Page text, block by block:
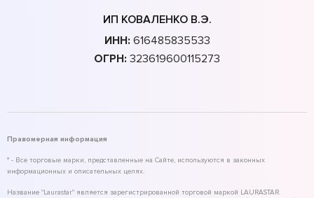
ИП КОВАЛЕНКО В.Э.
ИНН: 616485835533
ОГРН: 323619600115273
Правомерная информация
* - Все торговые марки, представленные на Сайте, используются в законных
информационных и описательных целях.
Название "Laurastar" является зарегистрированной торговой маркой LAURASTAR.